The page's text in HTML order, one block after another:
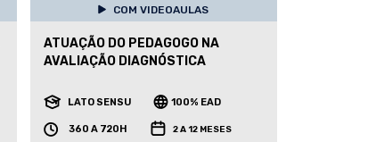
COM VIDEOAULAS
ATUAÇÃO DO PEDAGOGO NA
AVALIAÇÃO DIAGNÓSTICA
LATO SENSU 100% EAD
360 A 720H 2 A 12 MESES